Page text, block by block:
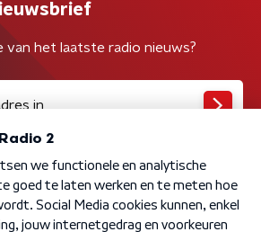
het laatste radio nieuws?